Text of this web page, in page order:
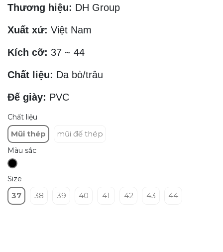
Thương hiệu: DH Group
Xuất xứ: Việt Nam
Kích cỡ: 37 ~ 44
Chất liệu: Da bò/trâu
Đế giày: PVC
Chất liệu
Mũi thép mũi đế thép
Màu sắc
Size
37 38 39 40 41 42 43 44